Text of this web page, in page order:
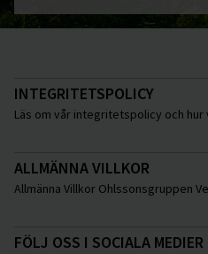
INTEGRITETSPOLICY
Läs om vår integritetspolicy och
ALLMÄNNA VILLKOR
Allmänna Villkor Ohlssonsgruppen
FÖLJ OSS I SOCIALA MEDIER